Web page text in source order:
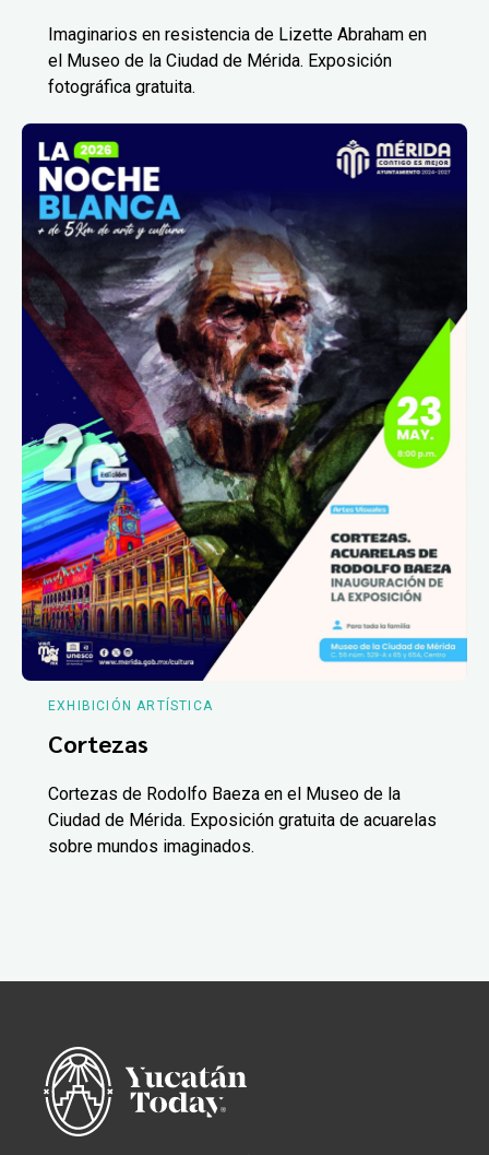
Imaginarios en resistencia de Lizette Abraham en
el Museo de la Ciudad de Mérida. Exposición
fotográfica gratuita.
EXHIBICIÓN ARTÍSTICA
Cortezas
Cortezas de Rodolfo Baeza en el Museo de la
Ciudad de Mérida. Exposición gratuita de acuarelas
sobre mundos imaginados.